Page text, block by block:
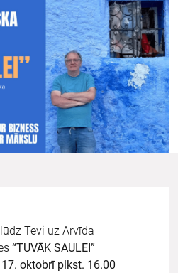
Tevi uz Arvīda
“TUVĀK SAULEI”
17. oktobrī plkst. 16.00